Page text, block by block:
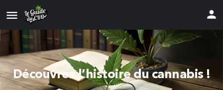
Découvrez l’histoire du cannabis !